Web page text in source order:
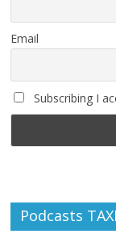
Email
Subscribing I
Podcasts